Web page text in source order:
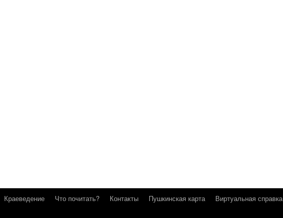
Краеведение Что почитать? Контакты Пушкинская карта
Виртуальная справка